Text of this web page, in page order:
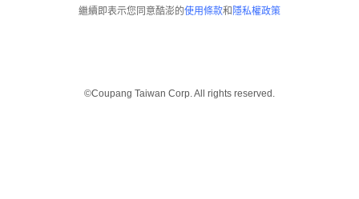
繼續即表示您同意酷澎的使用條款和 隱私權政策
©Coupang Taiwan Corp. All rights reserved.